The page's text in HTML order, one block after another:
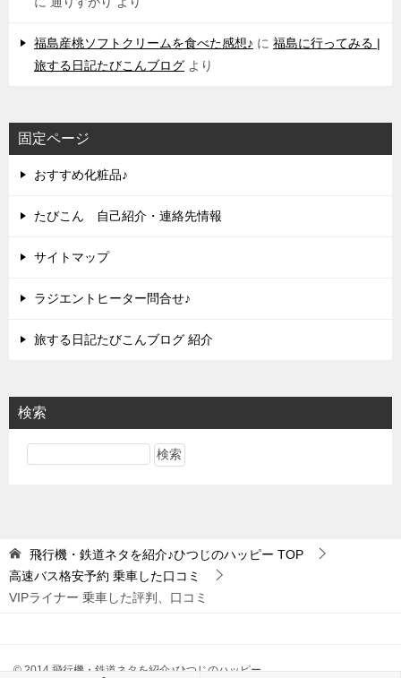
福島産桃ソフトクリームを食べた感想♪ に 福島に行ってみる |
旅する日記たびこんブログ より
固定ページ
おすすめ化粧品♪
たびこん 自己紹介・連絡先情報
サイトマップ
ラジエントヒーター問合せ♪
旅する日記たびこんブログ 紹介
検索
飛行機・鉄道ネタを紹介♪ひつじのハッピー TOP
高速バス格安予約 乗車した口コミ
VIPライナー 乗車した評判、口コミ
© 2014 飛行機・鉄道ネタを紹介♪ひつじのハッピー